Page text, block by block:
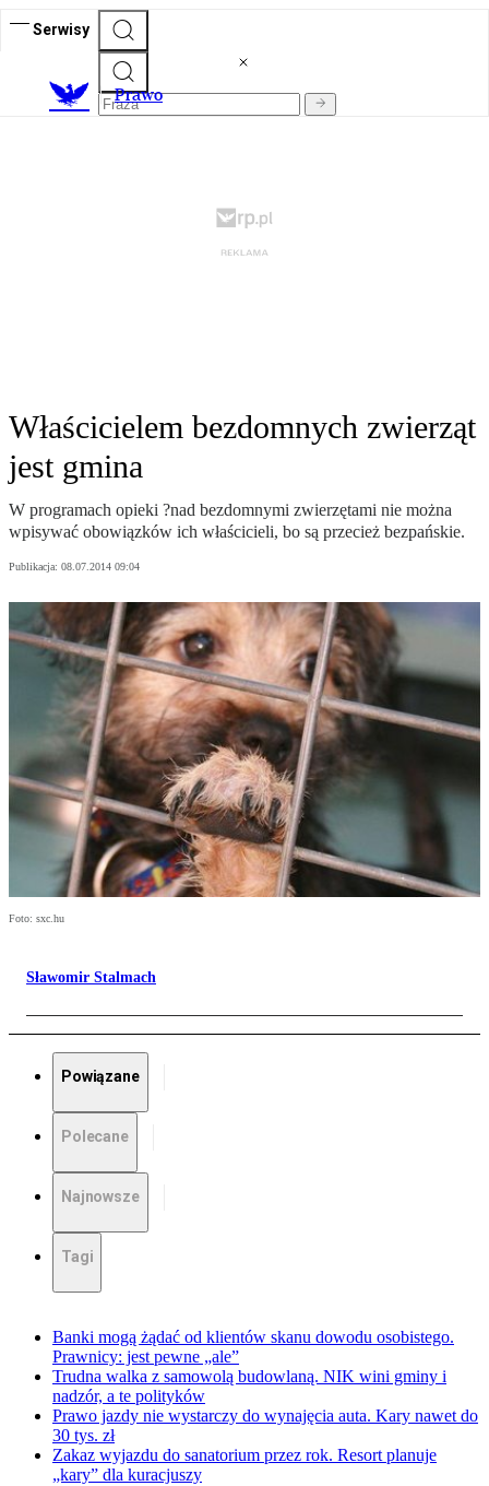
Serwisy
Prawo
Właścicielem bezdomnych zwierząt
jest gmina
W programach opieki ?nad bezdomnymi zwierzętami nie można
wpisywać obowiązków ich właścicieli, bo są przecież bezpańskie.
Publikacja: 08.07.2014 09:04
Foto: sxc.hu
Sławomir Stalmach
Powiązane
Polecane
Najnowsze
Tagi
Banki mogą żądać od klientów skanu dowodu osobistego.
Prawnicy: jest pewne „ale”
Trudna walka z samowolą budowlaną. NIK wini gminy i
nadzór, a te polityków
Prawo jazdy nie wystarczy do wynajęcia auta. Kary nawet do
30 tys. zł
Zakaz wyjazdu do sanatorium przez rok. Resort planuje
„kary” dla kuracjuszy